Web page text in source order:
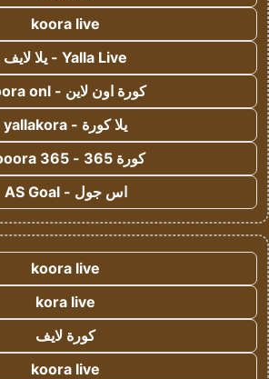
koora live
Yalla Live - يلا لايف
كورة اون لاين - koora onl
يلا كورة - yallakora
كورة 365 - kooora 365
اس جول - AS Goal
koora live
kora live
كورة لايف
koora live